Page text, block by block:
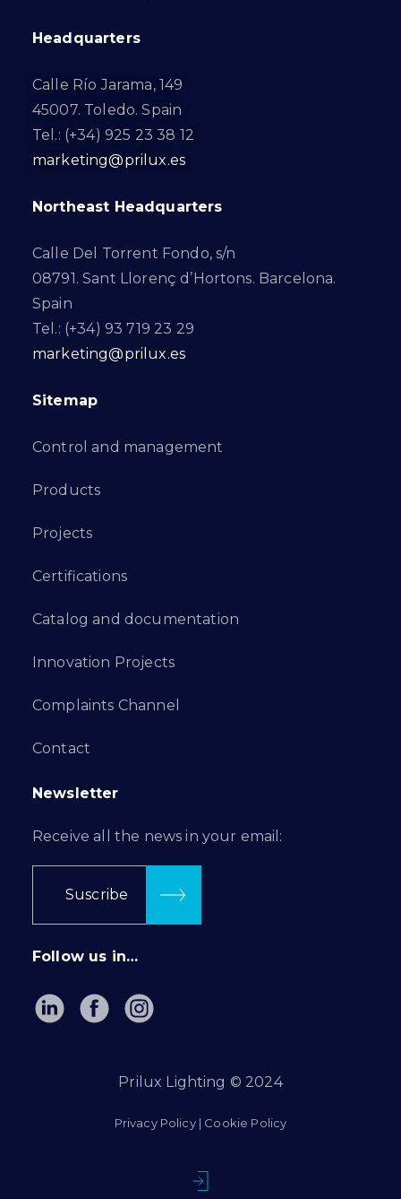
Headquarters
Calle Río Jarama, 149
45007. Toledo. Spain
Tel.: (+34) 925 23 38 12
marketing@prilux.es
Northeast Headquarters
Calle Del Torrent Fondo, s/n
08791. Sant Llorenç d’Hortons. Barcelona.
Spain
Tel.: (+34) 93 719 23 29
marketing@prilux.es
Sitemap
Control and management
Products
Projects
Certifications
Catalog and documentation
Innovation Projects
Complaints Channel
Contact
Newsletter
Receive all the news in your email:
Suscribe
Follow us in…
Prilux Lighting © 2024
Privacy Policy| Cookie Policy